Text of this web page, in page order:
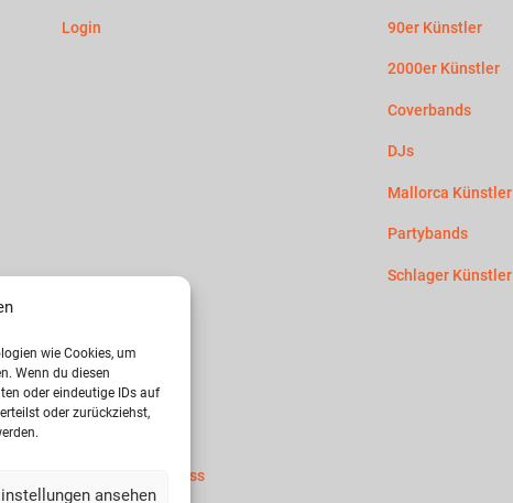
wie Cookies, um
Wenn du diesen
oder eindeutige IDs auf
oder zurückziehst,
ansehen
Login 90er Künstler
2000er Künstler
Coverbands
DJs
Mallorca Künstler
Partybands
Schlager Künstler
Datenschutz
Haftungsausschluss